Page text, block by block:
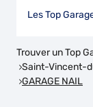
Les Top
Trouver un Top
Saint-Vincent-
GARAGE NAIL